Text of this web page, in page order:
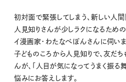
初対面で緊張してしまう、新しい
人見知りさんが少しラクになるため
イ漫画家・わたなべぽんさんに伺いま
子どものころから人見知りで、友だち
んが、「人目が気になってうまく振る
悩みにお答えします。